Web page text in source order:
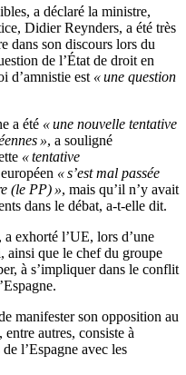
a déclaré la ministre,
Didier Reynders, a été très
dans son discours lors du
de l’État de droit en
d’amnistie est « une question
a été « une nouvelle tentative
», a souligné
« tentative
« s’est mal passée
(le PP) », mais qu’il n’y avait
dans le débat, a-t-elle dit.
exhorté l’UE, lors d’une
ainsi que le chef du groupe
à s’impliquer dans le conflit
manifester son opposition au
autres, consiste à
l’Espagne avec les